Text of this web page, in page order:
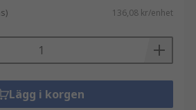
136,08 kr/enhet
Lägg i korgen